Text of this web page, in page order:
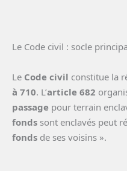
Le Code civil : socle
Le Code civil constitue la
à 710. L’article 682
passage pour terrain
fonds sont enclavés peut
fonds de ses voisins ».